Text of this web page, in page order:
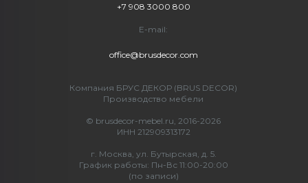
Компания БРУС ДЕКОР (BRUS DECOR)
Производство мебели
© brusdecor-mebel.ru, 2016-2026
ИНН 212909313172
г. Москва, ул. Бутырская, д. 5.
График работы: Пн-Вс 11:00-20:00
(по записи)
+7 908 3000 800
E-mail:
office@brusdecor.com